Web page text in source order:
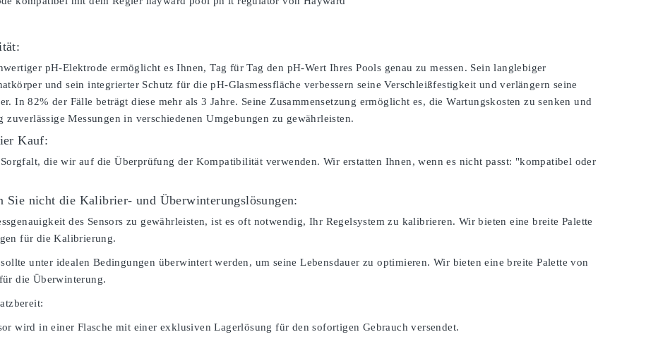
pH-Elektrode ermöglicht es Ihnen, Tag für Tag den pH-Wert Ihres Pools genau zu messen. Sein langlebiger
und sein integrierter Schutz für die pH-Glasmessfläche verbessern seine Verschleißfestigkeit und verlängern seine
In 82% der Fälle beträgt diese mehr als 3 Jahre. Seine Zusammensetzung ermöglicht es, die Wartungskosten zu senken und
zuverlässige Messungen in verschiedenen Umgebungen zu gewährleisten.
Kauf:
die wir auf die Überprüfung der Kompatibilität verwenden. Wir erstatten Ihnen, wenn es nicht passt: "kompatibel oder
Sie nicht die Kalibrier- und Überwinterungslösungen:
des Sensors zu gewährleisten, ist es oft notwendig, Ihr Regelsystem zu kalibrieren. Wir bieten eine breite Palette
für die Kalibrierung.
unter idealen Bedingungen überwintert werden, um seine Lebensdauer zu optimieren. Wir bieten eine breite Palette von
die Überwinterung.
wird in einer Flasche mit einer exklusiven Lagerlösung für den sofortigen Gebrauch versendet.